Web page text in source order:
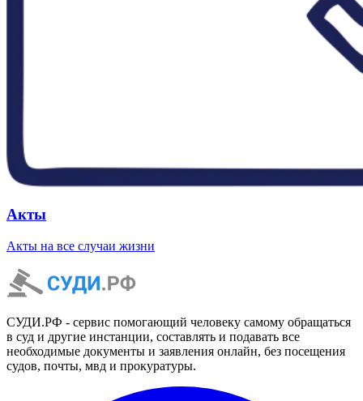
Акты
Акты на все случаи жизни
СУДИ.РФ - сервис помогающий человеку самому обращаться
в суд и другие инстанции, составлять и подавать все
необходимые документы и заявления онлайн, без посещения
судов, почты, мвд и прокуратуры.